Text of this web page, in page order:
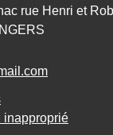
rue Henri et
inapproprié